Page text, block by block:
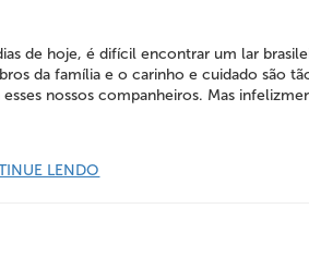
de hoje, é difícil encontrar um lar
da família e o carinho e cuidado são
esses nossos companheiros. Mas
LENDO